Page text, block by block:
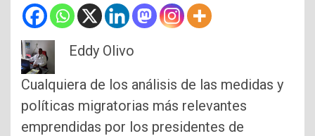
Eddy Olivo
Cualquiera de los análisis de las medidas y
políticas migratorias más relevantes
emprendidas por los presidentes de